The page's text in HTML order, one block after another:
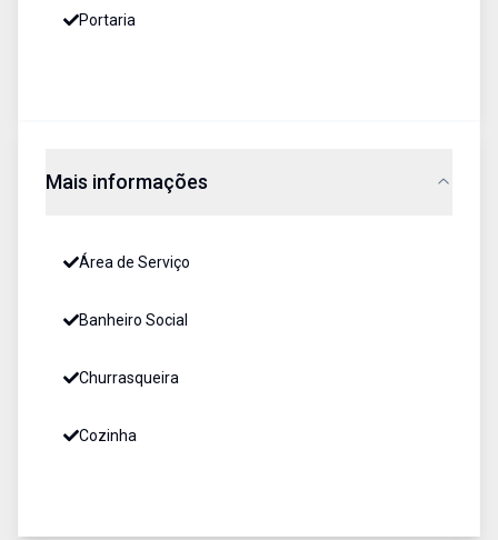
Portaria
Mais informações
Área de Serviço
Banheiro Social
Churrasqueira
Cozinha